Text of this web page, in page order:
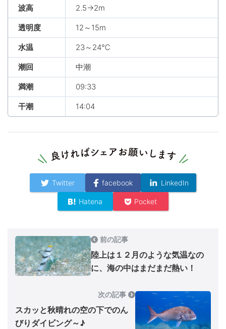
波高 2.5→2m
透明度 12～15m
水温 23～24℃
潮回 中潮
満潮 09:33
干潮 14:04
Twitter facebook LinkedIn
Hatena Pocket
前の記事
陸上は１２月のような気温なの
に、海の中はまだまだ熱い！
次の記事
スカッと秋晴れの空の下でのん
びりダイビング～♪